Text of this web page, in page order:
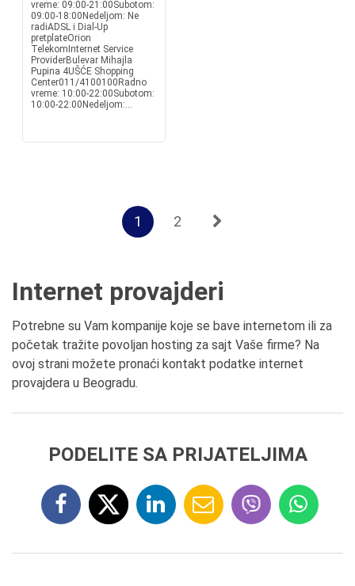
vreme: 09:00-21:00Subotom:
09:00-18:00Nedeljom: Ne
radiADSL i Dial-Up
pretplateOrion
TelekomInternet Service
ProviderBulevar Mihajla
Pupina 4UŠĆE Shopping
Center011/4100100Radno
vreme: 10:00-22:00Subotom:
10:00-22:00Nedeljom:...
1 2
Internet provajderi
Potrebne su Vam kompanije koje se bave internetom ili za
početak tražite povoljan hosting za sajt Vaše firme? Na
ovoj strani možete pronaći kontakt podatke internet
provajdera u Beogradu.
PODELITE SA PRIJATELJIMA